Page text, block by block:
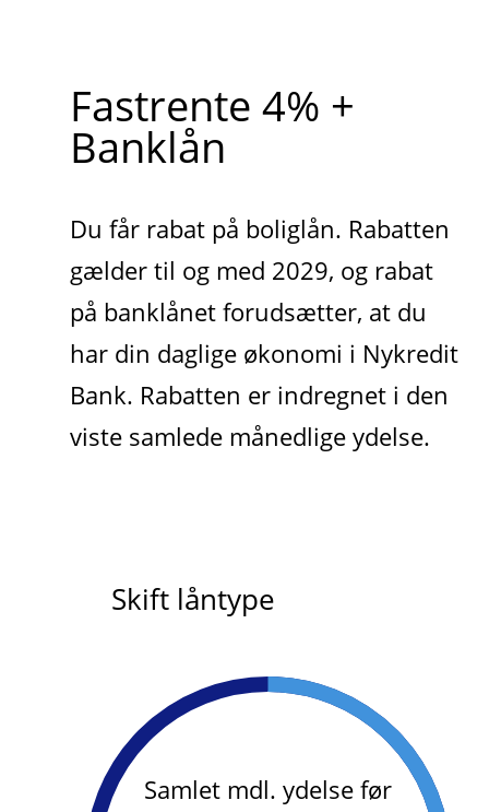
Fastrente 4% +
Banklån
Du får rabat på boliglån. Rabatten
gælder til og med 2029, og rabat
på banklånet forudsætter, at du
har din daglige økonomi i Nykredit
Bank. Rabatten er indregnet i den
viste samlede månedlige ydelse.
Skift låntype
Samlet mdl. ydelse før